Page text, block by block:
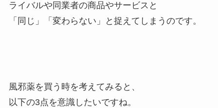
ライバルや同業者の商品やサービスと
「同じ」「変わらない」と捉えてしまうのです。
風邪薬を買う時を考えてみると、
以下の3点を意識したいですね。